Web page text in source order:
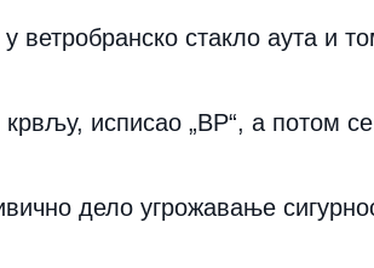
стакло аута и
крвљу, исписао „ВР“, а потом
дело угрожавање